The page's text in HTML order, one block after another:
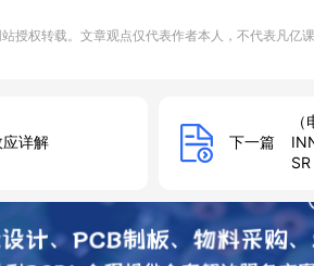
能音响和智能家居系统。
音识别等环境中。
灯,用于显示传感器的状态。例如,当声
授权转载。文章观点仅代表作者本人，不代表凡亿
详解 下一篇